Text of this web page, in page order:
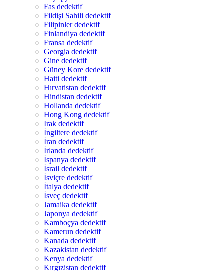
Fas dedektif
Fildişi Sahili dedektif
Filipinler dedektif
Finlandiya dedektif
Fransa dedektif
Georgia dedektif
Gine dedektif
Güney Kore dedektif
Haiti dedektif
Hırvatistan dedektif
Hindistan dedektif
Hollanda dedektif
Hong Kong dedektif
Irak dedektif
İngiltere dedektif
İran dedektif
İrlanda dedektif
İspanya dedektif
İsrail dedektif
İsviçre dedektif
İtalya dedektif
İsveç dedektif
Jamaika dedektif
Japonya dedektif
Kamboçya dedektif
Kamerun dedektif
Kanada dedektif
Kazakistan dedektif
Kenya dedektif
Kırgızistan dedektif